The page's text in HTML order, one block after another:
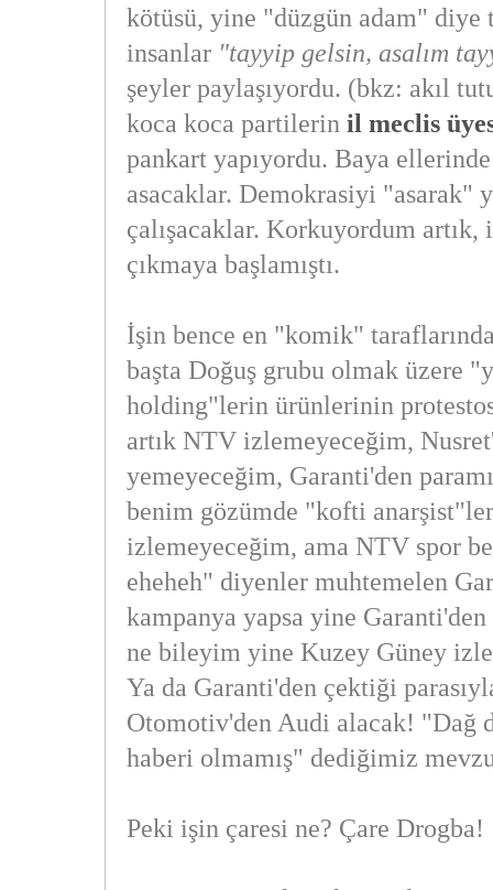
kötüsü, yine "düzgün adam"
insanlar "tayyip gelsin, asalım
şeyler paylaşıyordu. (bkz: akıl
koca koca partilerin il meclis
pankart yapıyordu. Baya
asacaklar. Demokrasiyi "asarak"
çalışacaklar. Korkuyordum artık,
çıkmaya başlamıştı.
İşin bence en "komik"
başta Doğuş grubu olmak üzere
holding"lerin ürünlerinin
artık NTV izlemeyeceğim,
yemeyeceğim, Garanti'den
benim gözümde "kofti
izlemeyeceğim, ama NTV spor
eheheh" diyenler muhtemelen
kampanya yapsa yine
ne bileyim yine Kuzey Güney
Ya da Garanti'den çektiği
Otomotiv'den Audi alacak! "Dağ
haberi olmamış" dediğimiz
Peki işin çaresi ne? Çare Drogba!